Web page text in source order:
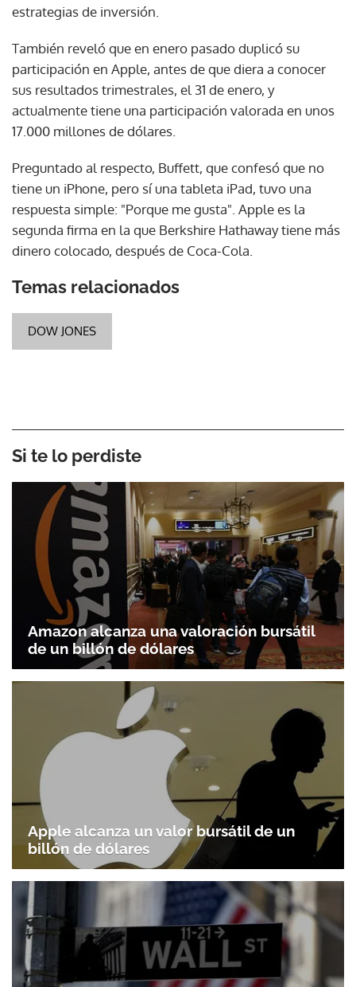
estrategias de inversión.
También reveló que en enero pasado duplicó su
participación en Apple, antes de que diera a conocer
sus resultados trimestrales, el 31 de enero, y
actualmente tiene una participación valorada en unos
17.000 millones de dólares.
Preguntado al respecto, Buffett, que confesó que no
tiene un iPhone, pero sí una tableta iPad, tuvo una
respuesta simple: "Porque me gusta". Apple es la
segunda firma en la que Berkshire Hathaway tiene más
dinero colocado, después de Coca-Cola.
Temas relacionados
DOW JONES
Si te lo perdiste
Amazon alcanza una valoración bursátil
de un billón de dólares
Apple alcanza un valor bursátil de un
billón de dólares